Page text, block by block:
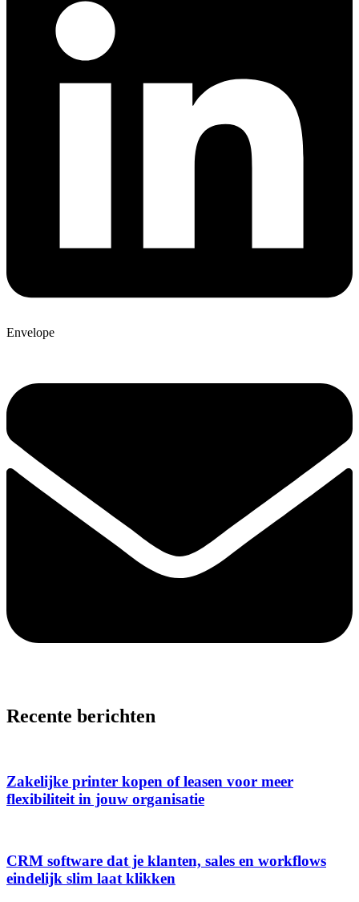
Envelope
Recente berichten
Zakelijke printer kopen of leasen voor meer
flexibiliteit in jouw organisatie
CRM software dat je klanten, sales en workflows
eindelijk slim laat klikken